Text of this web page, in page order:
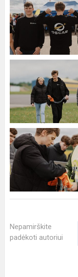
Nepamirškite
padėkoti autoriui